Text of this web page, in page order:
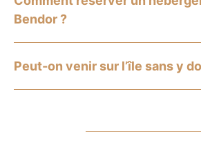
Bendor ?
Peut-on venir sur l’île sans y